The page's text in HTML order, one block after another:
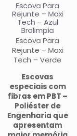
Escova Para
Rejunte – Maxi
Tech – Azul
Bralimpia
Escova Para
Rejunte – Maxi
Tech – Verde
Escovas
especiais com
fibras em PBT –
Poliéster de
Engenharia que
apresentam